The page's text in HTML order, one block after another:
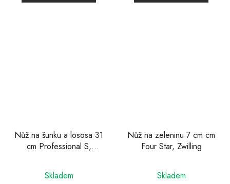
Nůž na šunku a lososa 31
cm Professional S,
hodnocení
Skladem
Nůž na zeleninu 7 cm cm
Four Star, Zwilling
Skladem